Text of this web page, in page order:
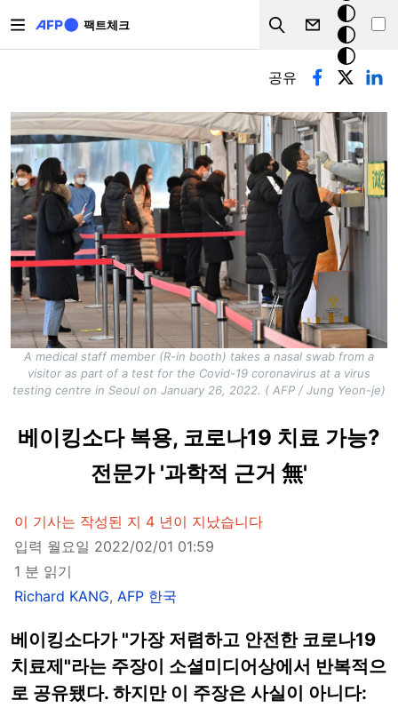
팩트체크
Search
크
모
드
기본탭
공유
A medical staff member (R-in booth) takes a nasal swab from a
visitor as part of a test for the Covid-19 coronavirus at a virus
testing centre in Seoul on January 26, 2022. ( AFP / Jung Yeon-je)
베이킹소다 복용, 코로나19 치료 가능?
전문가 '과학적 근거 無'
이 기사는 작성된 지 4 년이 지났습니다
입력 월요일 2022/02/01 01:59
1 분 읽기
Richard KANG, AFP 한국
베이킹소다가 "가장 저렴하고 안전한 코로나19
치료제"라는 주장이 소셜미디어상에서 반복적으
로 공유됐다. 하지만 이 주장은 사실이 아니다: